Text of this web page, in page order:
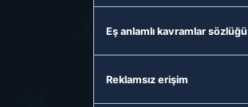
Eş anlamlı kavramlar sözlüğü
Reklamsız erişim